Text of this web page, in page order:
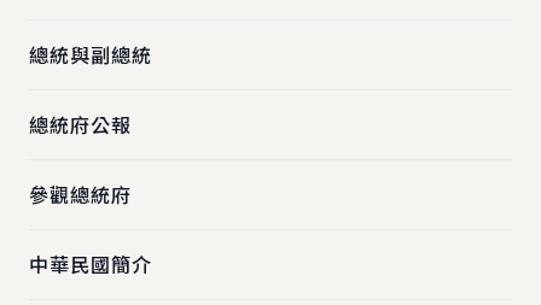
總統與副總統
總統府公報
參觀總統府
中華民國簡介